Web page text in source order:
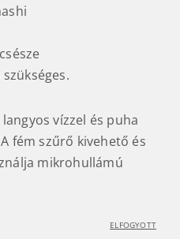
vízzel és puha
fém szűrő kivehető és
mikrohullámú
ELFOGYOTT